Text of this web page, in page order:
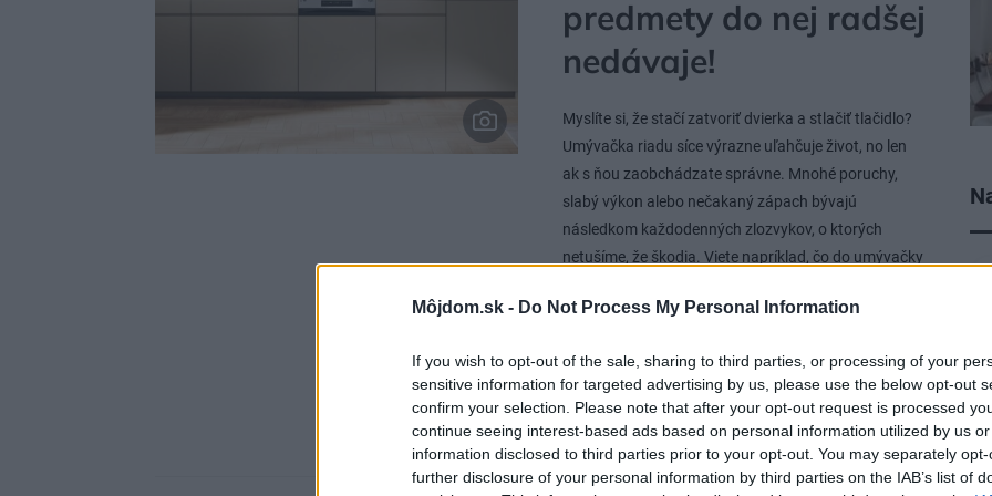
Môjdom.sk - Do Not Process My Personal Information
If you wish to opt-out of the sale, sharing to third parties, or processing of your
sensitive information for targeted advertising by us, please use the below opt-out
confirm your selection. Please note that after your opt-out request is processed
continue seeing interest-based ads based on personal information utilized by us
information disclosed to third parties prior to your opt-out. You may separately
further disclosure of your personal information by third parties on the IAB’s list of
predmety do nej radšej
nedávaje!
Myslíte si, že stačí zatvoriť dvierka a stlačiť tlačidlo?
Umývačka riadu síce výrazne uľahčuje život, no len
ak s ňou zaobchádzate správne. Mnohé poruchy,
slabý výkon alebo nečakaný zápach bývajú
následkom každodenných zlozvykov, o ktorých
netušíme, že škodia. Viete napríklad, čo do umývačky
modely či na čo myslieť pri plánovaní kuchyne? A čo
otázky odpovedal Jan Krejčíř, marketingový riaditeľ
značky Whirlpool CZ & SK.
30. 09. 2025